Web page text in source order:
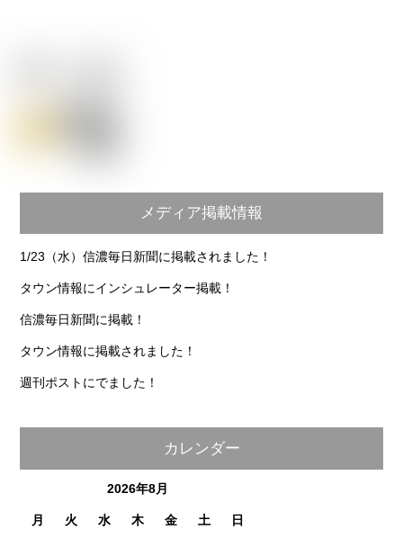
メディア掲載情報
1/23（水）信濃毎日新聞に掲載されました！
タウン情報にインシュレーター掲載！
信濃毎日新聞に掲載！
タウン情報に掲載されました！
週刊ポストにでました！
カレンダー
2026年8月
月 火 水 木 金 土
日